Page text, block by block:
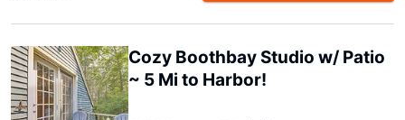
Cozy Boothbay Studio w/ Patio
~ 5 Mi to Harbor!